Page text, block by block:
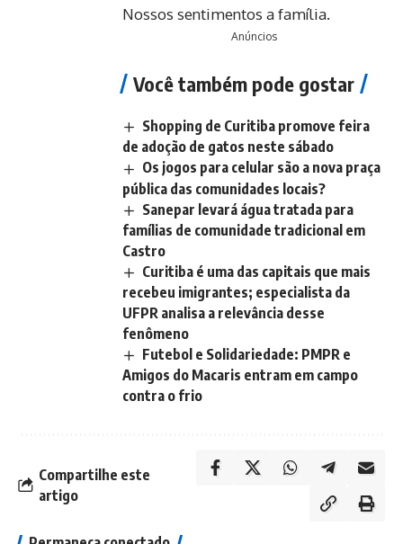
Nossos sentimentos a família.
Anúncios
Você também pode gostar
Shopping de Curitiba promove feira
de adoção de gatos neste sábado
Os jogos para celular são a nova praça
pública das comunidades locais?
Sanepar levará água tratada para
famílias de comunidade tradicional em
Castro
Curitiba é uma das capitais que mais
recebeu imigrantes; especialista da
UFPR analisa a relevância desse
fenômeno
Futebol e Solidariedade: PMPR e
Amigos do Macaris entram em campo
contra o frio
Compartilhe este
artigo